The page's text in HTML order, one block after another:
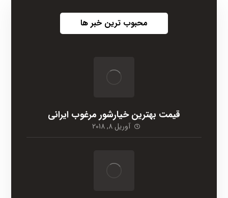
محبوب ترین خبر ها
قیمت بهترین خیارشور مرغوب ایرانی
آوریل 8, 2018